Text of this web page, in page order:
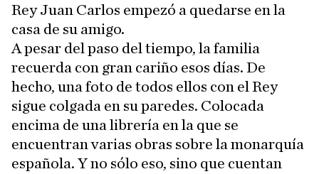
Rey Juan Carlos empezó a quedarse en la
casa de su amigo.
A pesar del paso del tiempo, la familia
recuerda con gran cariño esos días. De
hecho, una foto de todos ellos con el Rey
sigue colgada en su paredes. Colocada
encima de una librería en la que se
encuentran varias obras sobre la monarquía
española. Y no sólo eso, sino que cuentan